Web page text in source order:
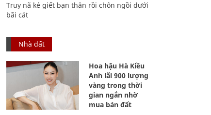
Truy nã kẻ giết bạn thân rồi chôn ngồi dưới
bãi cát
Nhà đất
Hoa hậu Hà Kiều
Anh lãi 900 lượng
vàng trong thời
gian ngắn nhờ
mua bán đất